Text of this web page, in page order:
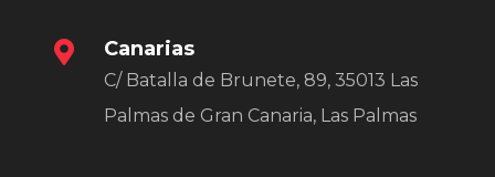
Canarias
C/ Batalla de Brunete, 89, 35013 Las
Palmas de Gran Canaria, Las Palmas